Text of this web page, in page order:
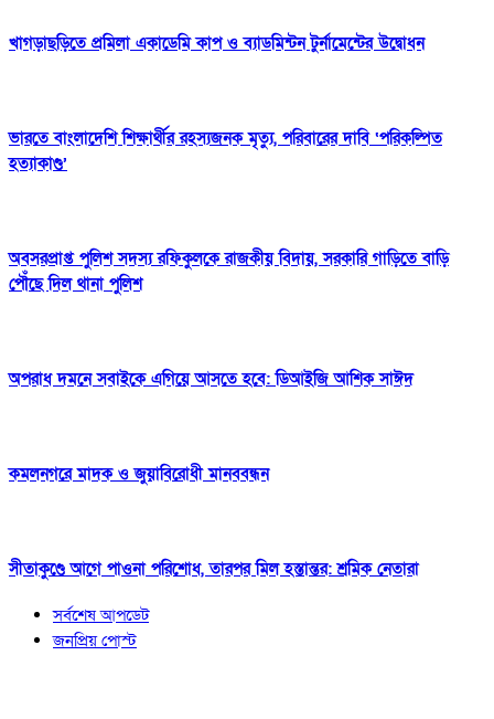
খাগড়াছড়িতে প্রমিলা একাডেমি কাপ ও ব্যাডমিন্টন টুর্নামেন্টের উদ্বোধন
ভারতে বাংলাদেশি শিক্ষার্থীর রহস্যজনক মৃত্যু, পরিবারের দাবি ‘পরিকল্পিত
হত্যাকাণ্ড’
অবসরপ্রাপ্ত পুলিশ সদস্য রফিকুলকে রাজকীয় বিদায়, সরকারি গাড়িতে বাড়ি
পৌঁছে দিল থানা পুলিশ
অপরাধ দমনে সবাইকে এগিয়ে আসতে হবে: ডিআইজি আশিক সাঈদ
কমলনগরে মাদক ও জুয়াবিরোধী মানববন্ধন
সীতাকুণ্ডে আগে পাওনা পরিশোধ, তারপর মিল হস্তান্তর: শ্রমিক নেতারা
সর্বশেষ আপডেট
জনপ্রিয় পোস্ট